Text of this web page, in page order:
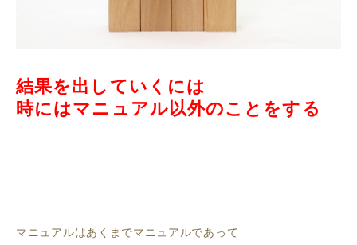
結果を出していくには
時にはマニュアル以外のことをする
マニュアルはあくまでマニュアルであって